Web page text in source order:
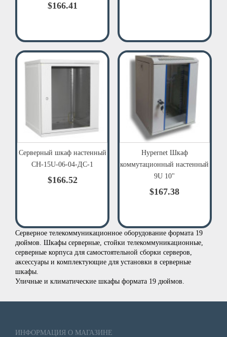
$166.41
Серверный шкаф настенный
СН-15U-06-04-ДС-1
$166.52
Hypernet Шкаф
коммутационный настенный
9U 10"
$167.38
Серверное телекоммуникационное оборудование формата 19
дюймов. Шкафы серверные, стойки телекоммуникационные,
серверные корпуса для самостоятельной сборки серверов,
аксессуары и комплектующие для установки в серверные
шкафы.
Уличные и климатические шкафы формата 19 дюймов.
ИНФОРМАЦИЯ О МАГАЗИНЕ